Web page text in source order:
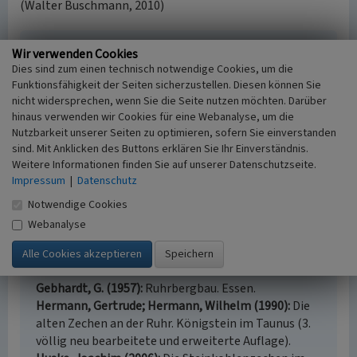
(Walter Buschmann, 2010)
Literatur
Buschmann, Walter (1998) Zechen und Kokereien
im rheinischen Steinkohlenbergbau.. Aachener
Revier und westliches Ruhrgebiet. (Die Bau- und
Kunstdenkmäler des Rheinlandes 1.) Berlin.
Dickhoff, Erwin (1979) Essener Straßen -
Stadtgeschichte im Spiegel der Straßennamen.
Essen.
Forschpieper, W. (1880)
westfälische Bergwerks-Industrie. Mit zahlreichen
Situations-plänen, Profilen, graphischen
Darstellungen und einer Übersichtskarte.
Oberhausen.
Gebhardt, G. (1957) Ruhrbergbau. Essen.
Hermann, Gertrude; Hermann, Wilhelm (1990) Die
alten Zechen an der Ruhr. Königstein im Taunus (3.
völlig neu bearbeitete und erweiterte Auflage).
Wir verwenden Cookies
Dies sind zum einen technisch notwendige Cookies, um die
Funktionsfähigkeit der Seiten sicherzustellen. Diesen können Sie
nicht widersprechen, wenn Sie die Seite nutzen möchten. Darüber
hinaus verwenden wir Cookies für eine Webanalyse, um die
Nutzbarkeit unserer Seiten zu optimieren, sofern Sie einverstanden
sind. Mit Anklicken des Buttons erklären Sie Ihr Einverständnis.
Weitere Informationen finden Sie auf unserer Datenschutzseite.
Impressum | Datenschutz
Notwendige Cookies
Webanalyse